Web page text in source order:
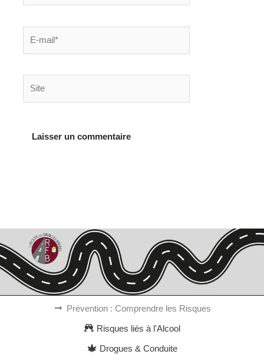
mail*
Prévention : Comprendre les Risques
Risques liés à l'Alcool
Drogues & Conduite